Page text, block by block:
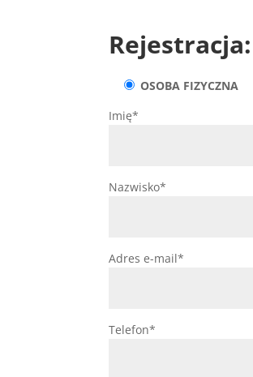
Rejestracja:
OSOBA FIZYCZNA
Imię*
Nazwisko*
Adres e-mail*
Telefon*